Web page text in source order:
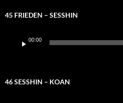
45 FRIEDEN – SESSHIN
Player
00:00
46 SESSHIN – KOAN